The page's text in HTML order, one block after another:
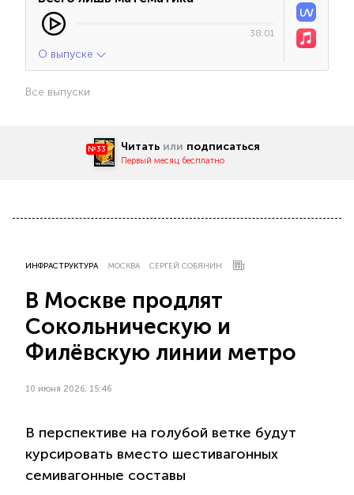
38:01
О выпуске
Все выпуски
№33 Читать или подписаться
Первый месяц бесплатно
ИНФРАСТРУКТУРА МОСКВА СЕРГЕЙ СОБЯНИН
В Москве продлят
Сокольническую и
Филёвскую линии метро
10 июня 2026, 15:46
В перспективе на голубой ветке будут
курсировать вместо шестивагонных
семивагонные составы